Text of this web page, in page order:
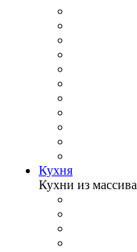
Кухня
Кухни из массива